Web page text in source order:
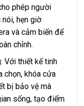
phép người
hẹn giờ
và cảm biến để
chỉnh.
Với thiết kế tinh
chọn, khóa cửa
bị bảo vệ mà
sống, tạo điểm